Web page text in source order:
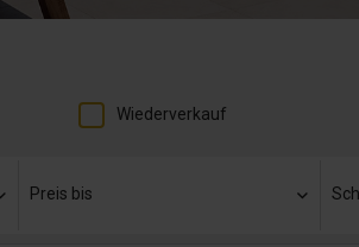
Wiederverkauf
Preis bis